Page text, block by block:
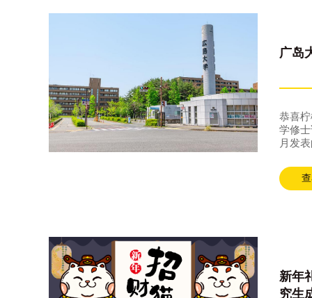
广岛
恭喜
学修
月发
广岛
多生
新年